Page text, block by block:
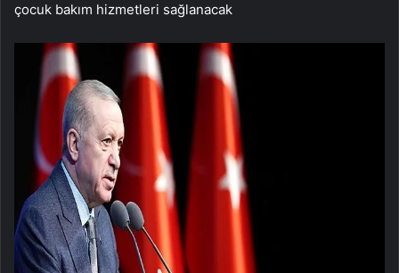
çocuk bakım hizmetleri sağlanacak